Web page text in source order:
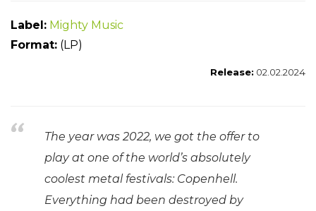
Label: Mighty Music
Format: (LP)
Release: 02.02.2024
The year was 2022, we got the offer to
play at one of the world’s absolutely
coolest metal festivals: Copenhell.
Everything had been destroyed by